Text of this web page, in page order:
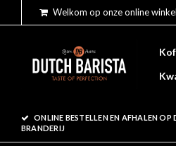
Welkom op onze online
ONLINE BESTELLEN EN AFHALEN OP
BRANDERIJ